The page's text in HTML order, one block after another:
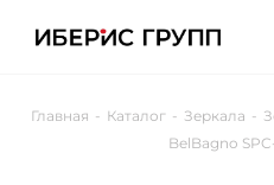
Главная - Каталог - Зеркала -
BelBagno